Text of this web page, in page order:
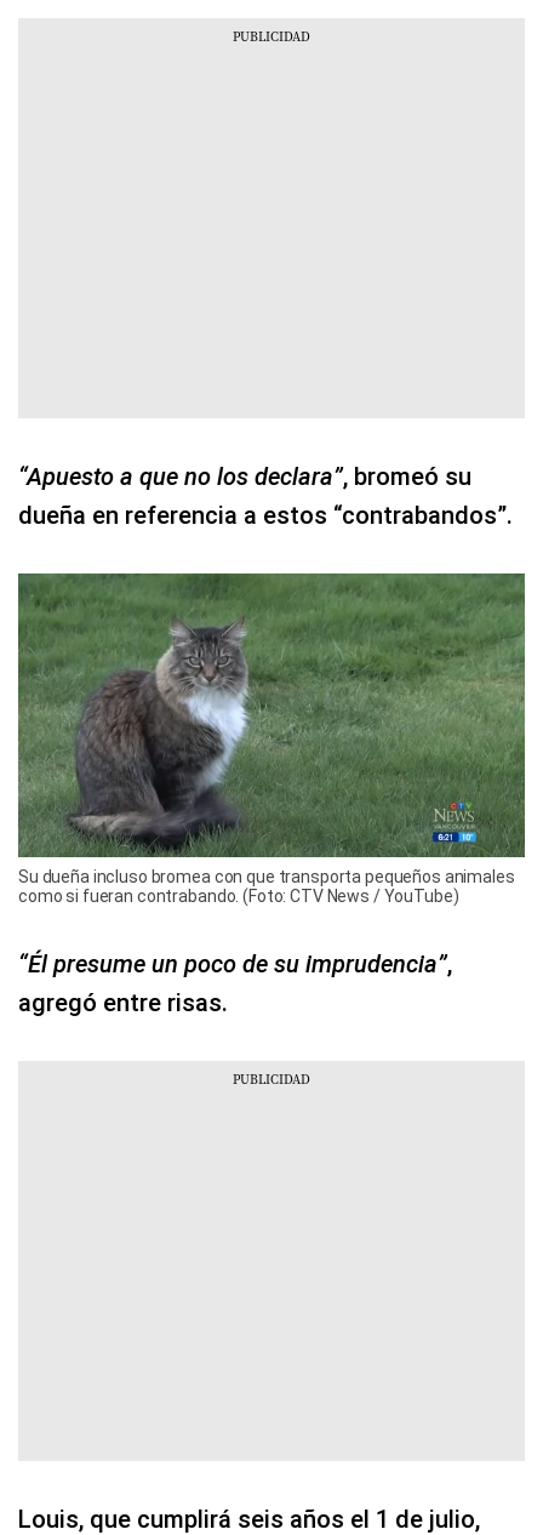
“Apuesto a que no los declara”, bromeó su
dueña en referencia a estos “contrabandos”.
Su dueña incluso bromea con que transporta pequeños animales
como si fueran contrabando. (Foto: CTV News / YouTube)
“Él presume un poco de su imprudencia”,
agregó entre risas.
Louis, que cumplirá seis años el 1 de julio,